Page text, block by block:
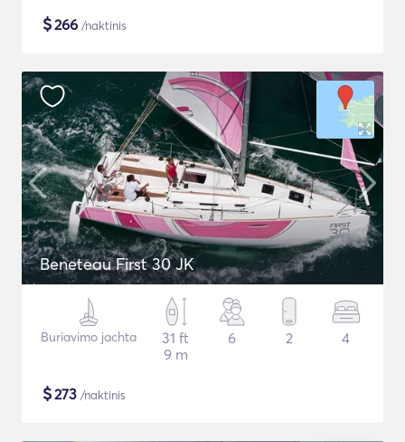
$266 /naktinis
Beneteau First 30 JK
Buriavimo jachta
31 ft
9 m
6 2 4
$273 /naktinis